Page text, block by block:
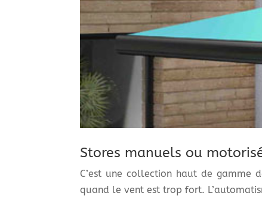
Stores manuels ou
C’est une collection haut de gamme
quand le vent est trop fort.